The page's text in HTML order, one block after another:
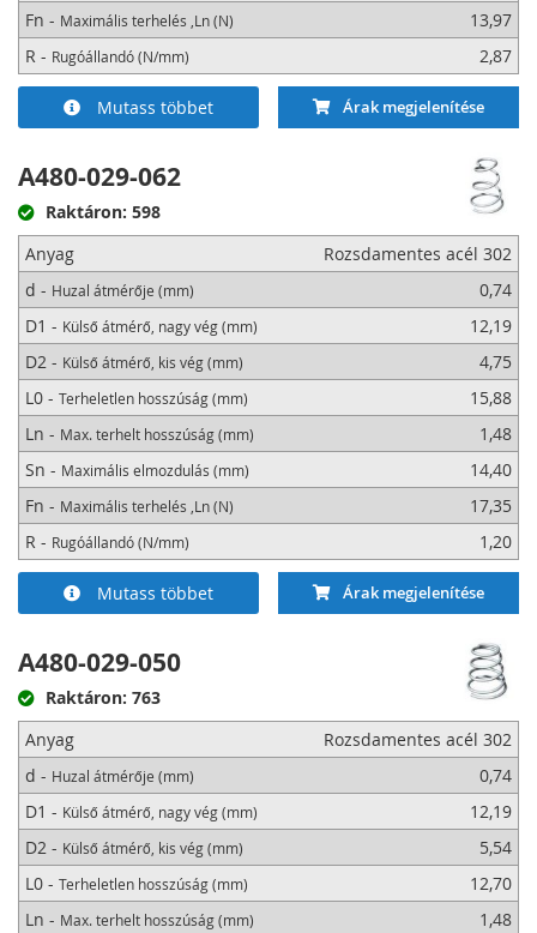
Fn - Maximális terhelés ,Ln (N)
13,97
R - Rugóállandó (N/mm) 2,87
Mutass többet Árak megjelenítése
A480-029-062
Raktáron: 598
Anyag
Rozsdamentes acél 302
d - Huzal átmérője (mm)
0,74
D1 - Külső átmérő, nagy vég (mm)
12,19
D2 - Külső átmérő, kis vég (mm)
4,75
L0 - Terheletlen hosszúság (mm)
15,88
Ln - Max. terhelt hosszúság (mm)
1,48
Sn - Maximális elmozdulás (mm)
14,40
Fn - Maximális terhelés ,Ln (N)
17,35
R - Rugóállandó (N/mm) 1,20
Mutass többet Árak megjelenítése
A480-029-050
Raktáron: 763
Anyag
Rozsdamentes acél 302
d - Huzal átmérője (mm)
0,74
D1 - Külső átmérő, nagy vég (mm)
12,19
D2 - Külső átmérő, kis vég (mm)
5,54
L0 - Terheletlen hosszúság (mm)
12,70
Ln - Max. terhelt hosszúság (mm)
1,48